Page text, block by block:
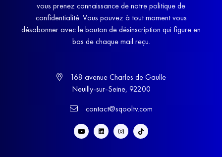
vous prenez connaissance de notre politique de
confidentialité. Vous pouvez à tout moment vous
désabonner avec le bouton de désinscription qui figure en
bas de chaque mail reçu.
168 avenue Charles de Gaulle
Neuilly-sur-Seine, 92200
contact@sqooltv.com